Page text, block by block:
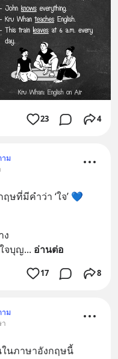
23 4
าม
ษที่มีคำว่า ‘ใจ’ 💙
ง
จบุญ... อ่านต่อ
17 8
าม
นภาษาอังกฤษนี้